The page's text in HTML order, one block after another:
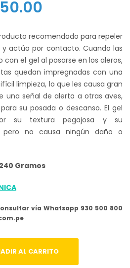
50.00
actual
es:
S/ 50.00.
recomendado para repeler
actúa por contacto. Cuando las
el gel al posarse en los aleros,
quedan impregnadas con una
limpieza, lo que les causa gran
una señal de alerta a otras aves,
su posada o descanso. El gel
su textura pegajosa y su
pero no causa ningún daño o
Gramos
consultar vía Whatsapp 930 500 800
AL CARRITO